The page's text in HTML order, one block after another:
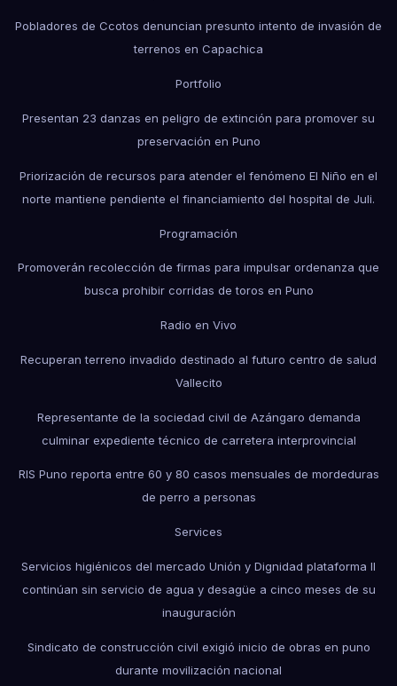
Pobladores de Ccotos denuncian presunto intento de invasión de
terrenos en Capachica
Portfolio
Presentan 23 danzas en peligro de extinción para promover su
preservación en Puno
Priorización de recursos para atender el fenómeno El Niño en el
norte mantiene pendiente el financiamiento del hospital de Juli.
Programación
Promoverán recolección de firmas para impulsar ordenanza que
busca prohibir corridas de toros en Puno
Radio en Vivo
Recuperan terreno invadido destinado al futuro centro de salud
Vallecito
Representante de la sociedad civil de Azángaro demanda
culminar expediente técnico de carretera interprovincial
RIS Puno reporta entre 60 y 80 casos mensuales de mordeduras
de perro a personas
Services
Servicios higiénicos del mercado Unión y Dignidad plataforma II
continúan sin servicio de agua y desagüe a cinco meses de su
inauguración
Sindicato de construcción civil exigió inicio de obras en puno
durante movilización nacional